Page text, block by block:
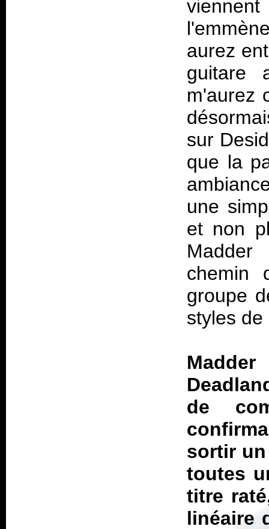
aurez
guitare
m'aurez
sur
que la
une
et non
chemin
groupe
styles
de
sortir
toutes
titre
linéaire